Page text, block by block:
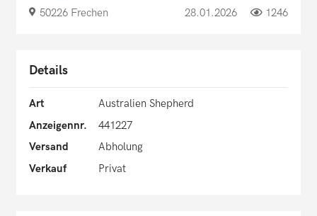
50226 Frechen 28.01.2026 1246
Details
Art
Australien Shepherd
Anzeigennr.
441227
Versand
Abholung
Verkauf
Privat